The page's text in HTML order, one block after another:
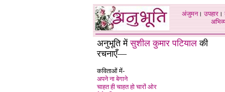
अंजुमन।उपहार।
अनुभूति मेंसुशील कुमार पटियालकी
रचनाएँ—
कविताओं में-
अपने ना बेगाने
चाहत ही चाहत हो चारों ओर